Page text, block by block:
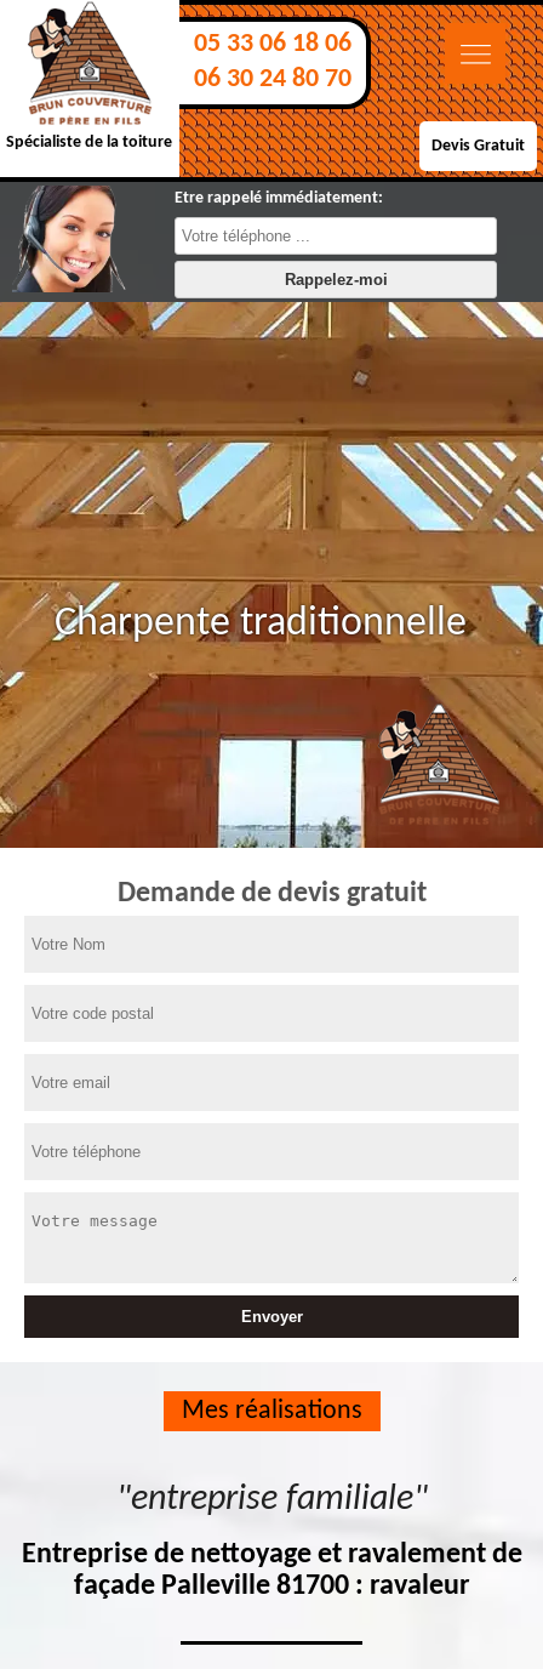
Spécialiste de la toiture
05 33 06 18 06
06 30 24 80 70
Devis Gratuit
Etre rappelé immédiatement:
Charpente traditionnelle
Demande de devis gratuit
Mes réalisations
"entreprise familiale"
Entreprise de nettoyage et ravalement de
façade Palleville 81700 : ravaleur